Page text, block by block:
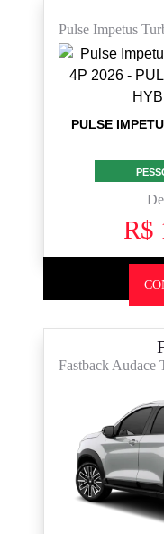
Pulse Impetus
PULSE
R$
Fastback